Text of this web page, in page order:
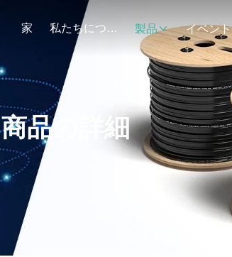
家 私たちについて 製品 イベント
商品の詳細